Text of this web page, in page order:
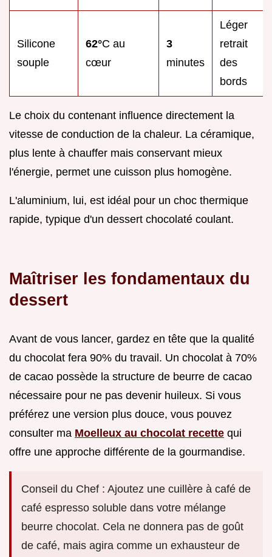
Silicone
souple
62°C au
cœur
3
minutes
Léger
retrait
des
bords
Le choix du contenant influence directement la
vitesse de conduction de la chaleur. La céramique,
plus lente à chauffer mais conservant mieux
l'énergie, permet une cuisson plus homogène.
L'aluminium, lui, est idéal pour un choc thermique
rapide, typique d'un dessert chocolaté coulant.
Maîtriser les fondamentaux du
dessert
Avant de vous lancer, gardez en tête que la qualité
du chocolat fera 90% du travail. Un chocolat à 70%
de cacao possède la structure de beurre de cacao
nécessaire pour ne pas devenir huileux. Si vous
préférez une version plus douce, vous pouvez
consulter ma Moelleux au chocolat recette qui
offre une approche différente de la gourmandise.
Conseil du Chef : Ajoutez une cuillère à café de
café espresso soluble dans votre mélange
beurre chocolat. Cela ne donnera pas de goût
de café, mais agira comme un exhausteur de